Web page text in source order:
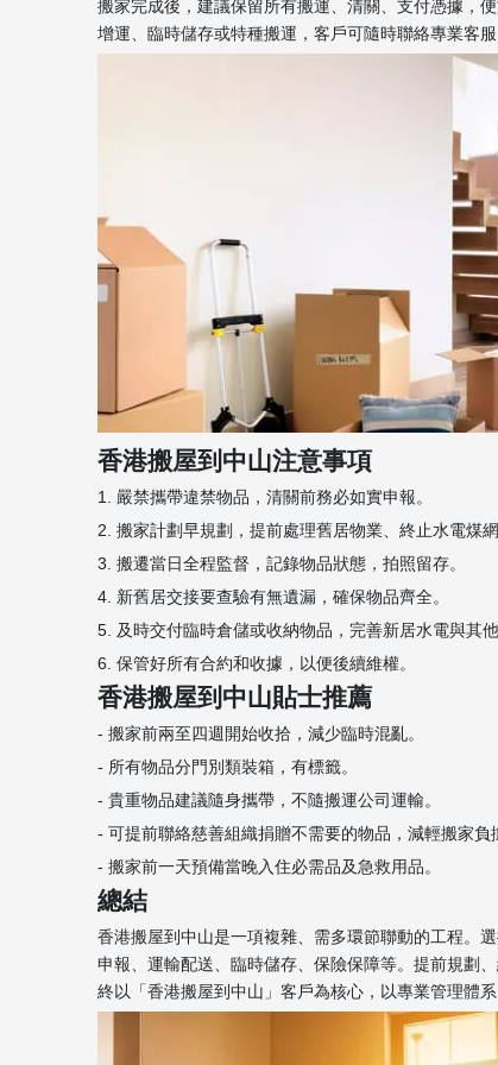
搬家完成後，建議保留所有搬運、清關、支付憑據，
增運、臨時儲存或特種搬運，客戶可隨時聯絡專業客服
香港搬屋到中山注意事項
1. 嚴禁攜帶違禁物品，清關前務必如實申報。
2. 搬家計劃早規劃，提前處理舊居物業、終止水電煤網
3. 搬遷當日全程監督，記錄物品狀態，拍照留存。
4. 新舊居交接要查驗有無遺漏，確保物品齊全。
5. 及時交付臨時倉儲或收納物品，完善新居水電與其他
6. 保管好所有合約和收據，以便後續維權。
香港搬屋到中山貼士推薦
- 搬家前兩至四週開始收拾，減少臨時混亂。
- 所有物品分門別類裝箱，有標籤。
- 貴重物品建議隨身攜帶，不隨搬運公司運輸。
- 可提前聯絡慈善組織捐贈不需要的物品，減輕搬家負
- 搬家前一天預備當晚入住必需品及急救用品。
總結
香港搬屋到中山是一項複雜、需多環節聯動的工程。
申報、運輸配送、臨時儲存、保險保障等。提前規劃
終以「香港搬屋到中山」客戶為核心，以專業管理體